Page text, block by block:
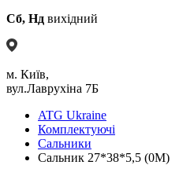
Сб, Нд вихідний
м. Київ,
вул.Лаврухіна 7Б
ATG Ukraine
Комплектуючі
Сальники
Сальник 27*38*5,5 (0M)